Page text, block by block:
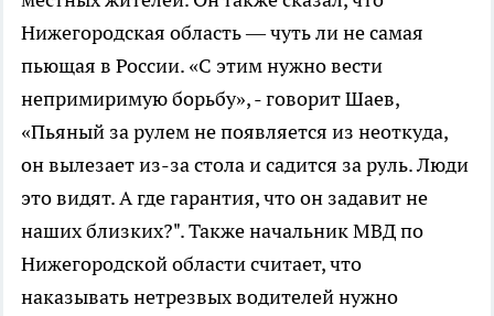
Нижегородская область — чуть ли не самая
пьющая в России. «С этим нужно вести
непримиримую борьбу», - говорит Шаев,
«Пьяный за рулем не появляется из неоткуда,
он вылезает из-за стола и садится за руль. Люди
это видят. А где гарантия, что он задавит не
наших близких?". Также начальник МВД по
Нижегородской области считает, что
наказывать нетрезвых водителей нужно